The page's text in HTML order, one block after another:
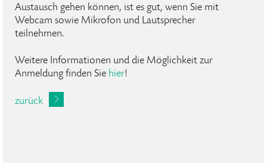
Austausch gehen können, ist es gut, wenn Sie mit
Webcam sowie Mikrofon und Lautsprecher
teilnehmen.
Weitere Informationen und die Möglichkeit zur
Anmeldung finden Sie hier!
zurück